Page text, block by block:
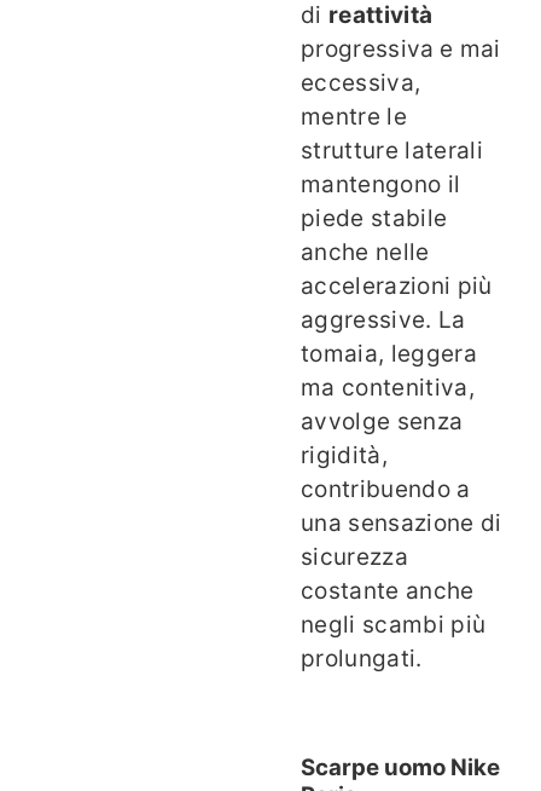
di reattività
progressiva e mai
eccessiva,
mentre le
strutture laterali
mantengono il
piede stabile
anche nelle
accelerazioni più
aggressive. La
tomaia, leggera
ma contenitiva,
avvolge senza
rigidità,
contribuendo a
una sensazione di
sicurezza
costante anche
negli scambi più
prolungati.
Scarpe uomo Nike